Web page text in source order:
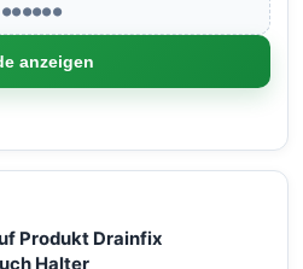
●●●●●●
anzeigen
Produkt Drainfix
Halter